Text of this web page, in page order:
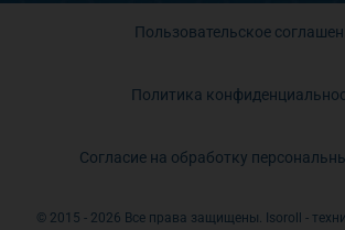
Пользовательское
Политика
Согласие на обработку
© 2015 - 2026 Все права защищены. Isoroll -